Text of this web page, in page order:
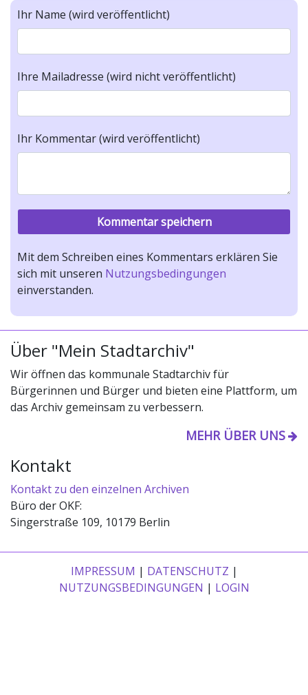
Ihr Name (wird veröffentlicht)
Ihre Mailadresse (wird nicht veröffentlicht)
Ihr Kommentar (wird veröffentlicht)
Mit dem Schreiben eines Kommentars erklären Sie
sich mit unseren Nutzungsbedingungen
einverstanden.
Über "Mein Stadtarchiv"
Wir öffnen das kommunale Stadtarchiv für
Bürgerinnen und Bürger und bieten eine Plattform, um
das Archiv gemeinsam zu verbessern.
MEHR ÜBER UNS
Kontakt
Kontakt zu den einzelnen Archiven
Büro der OKF:
Singerstraße 109, 10179 Berlin
IMPRESSUM | DATENSCHUTZ |
NUTZUNGSBEDINGUNGEN | LOGIN